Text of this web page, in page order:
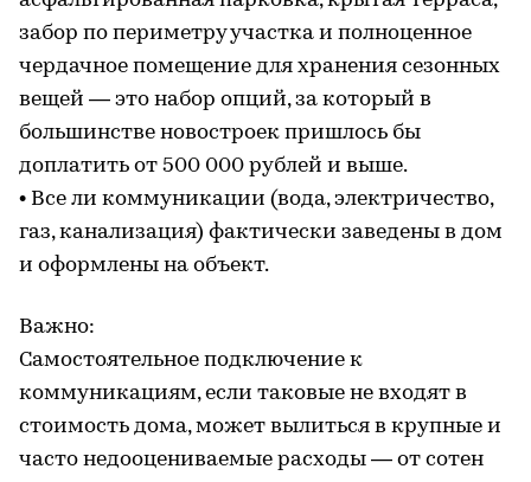
забор по периметру участка и полноценное
чердачное помещение для хранения сезонных
вещей — это набор опций, за который в
большинстве новостроек пришлось бы
доплатить от 500 000 рублей и выше.
• Все ли коммуникации (вода, электричество,
газ, канализация) фактически заведены в дом
и оформлены на объект.
Важно:
Самостоятельное подключение к
коммуникациям, если таковые не входят в
стоимость дома, может вылиться в крупные и
часто недооцениваемые расходы — от сотен